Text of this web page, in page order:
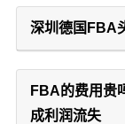
深圳德国FBA
FBA的费用贵
成利润流失